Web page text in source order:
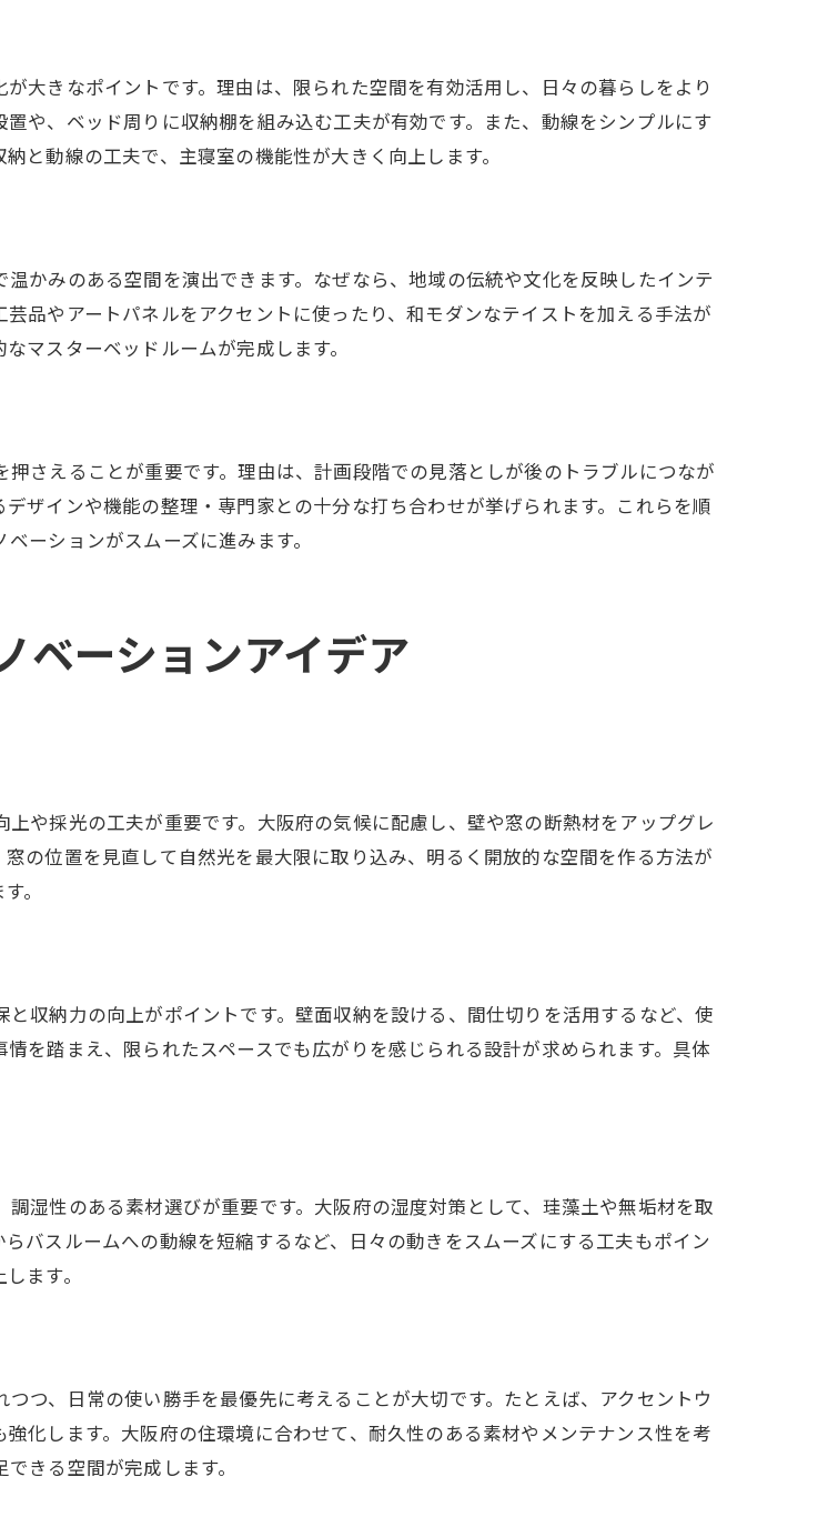
えるリノベーションの進め方
者選びで失敗しないために
ームのリノベーション相談ポイント
ターベッドルームリノベーション
ンス重視のリノベーション術
ームの費用対効果を高める方法
ノベーションするための工夫
ルームを大阪府で実現する方法
理想をカタチにする手順解説
ーション成功のポイントまとめ
門家に相談するメリットとは
現するリノベーションの流れ
スターベッドルーム実例紹介
変わる暮らしの変化を解説
ョン体験談とその効果
入れた大阪府のリノベーション事例
実現した最新デザイン空間
を取り入れたリノベーション実例
ョン事例から学ぶ工夫点
叶う理想の主寝室デザイン
大きなポイントです。理由は、限られた空間を有効活用し、日々の暮らしをより
や、ベッド周りに収納棚を組み込む工夫が有効です。また、動線をシンプルにす
と動線の工夫で、主寝室の機能性が大きく向上します。
かみのある空間を演出できます。なぜなら、地域の伝統や文化を反映したインテ
品やアートパネルをアクセントに使ったり、和モダンなテイストを加える手法が
マスターベッドルームが完成します。
さえることが重要です。理由は、計画段階での見落としが後のトラブルにつなが
ザインや機能の整理・専門家との十分な打ち合わせが挙げられます。これらを順
ーションがスムーズに進みます。
ベーションアイデア
や採光の工夫が重要です。大阪府の気候に配慮し、壁や窓の断熱材をアップグレ
の位置を見直して自然光を最大限に取り込み、明るく開放的な空間を作る方法が
。
収納力の向上がポイントです。壁面収納を設ける、間仕切りを活用するなど、使
を踏まえ、限られたスペースでも広がりを感じられる設計が求められます。具体
湿性のある素材選びが重要です。大阪府の湿度対策として、珪藻土や無垢材を取
バスルームへの動線を短縮するなど、日々の動きをスムーズにする工夫もポイン
ます。
つ、日常の使い勝手を最優先に考えることが大切です。たとえば、アクセントウ
化します。大阪府の住環境に合わせて、耐久性のある素材やメンテナンス性を考
きる空間が完成します。